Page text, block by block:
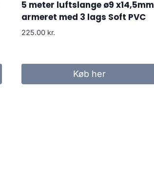
5 meter luftslange ø9 x14,5mm
armeret med 3 lags Soft PVC
225.00 kr.
Køb her